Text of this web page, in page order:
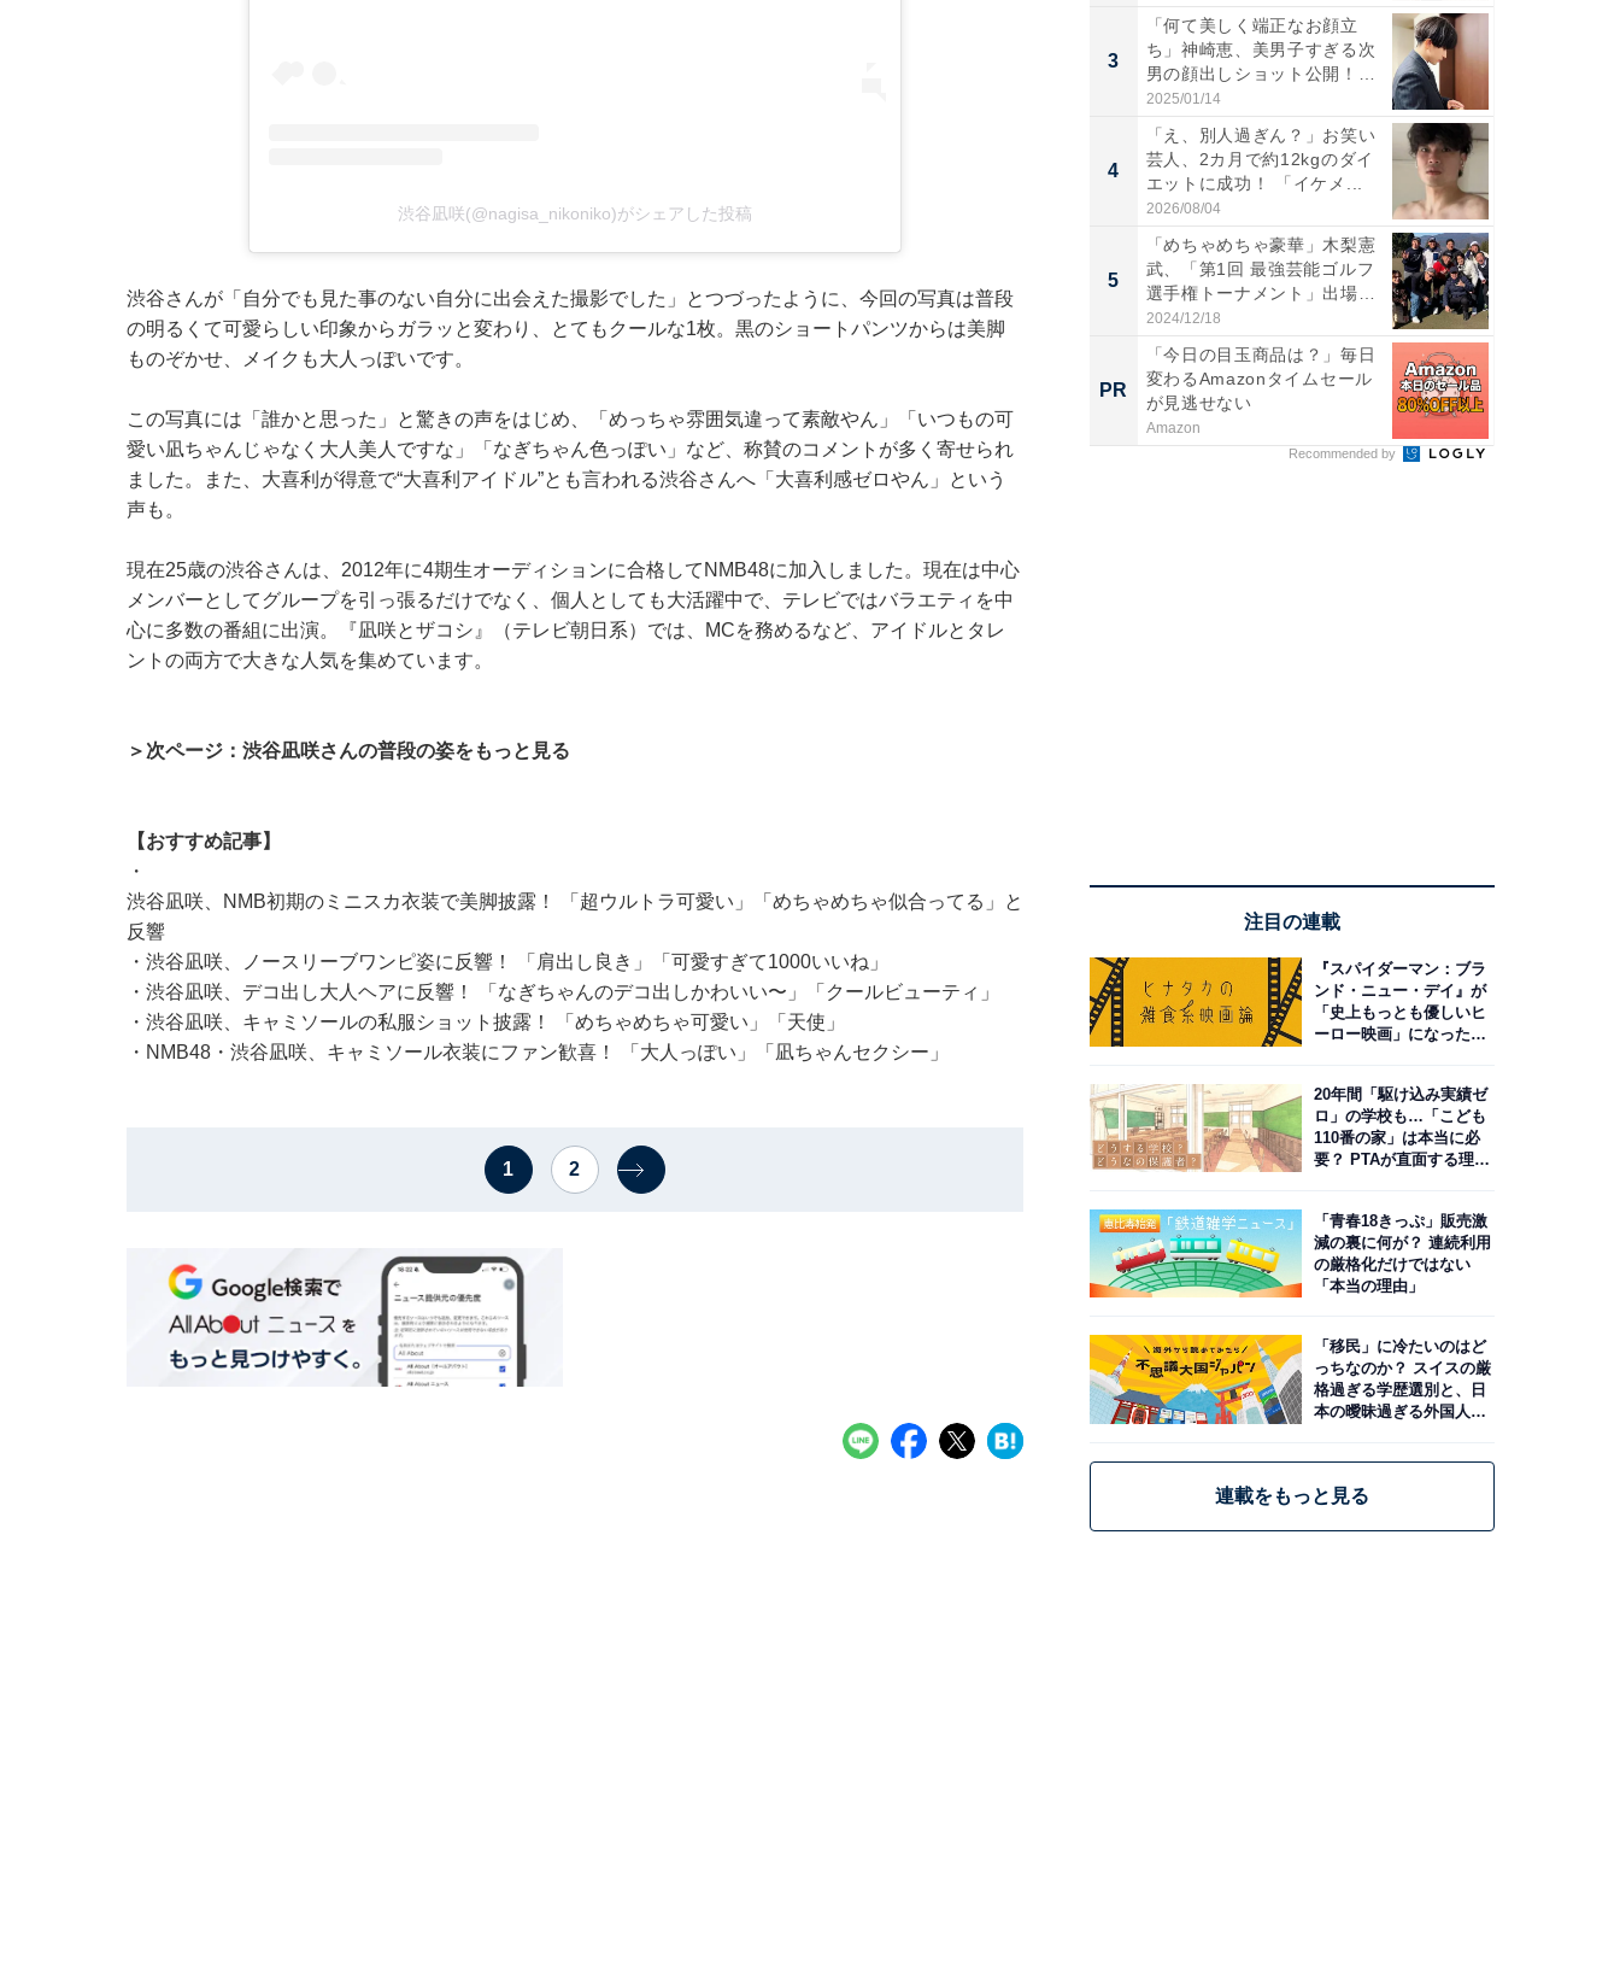
渋谷凪咲(@nagisa_nikoniko)がシェアした投稿
渋谷さんが「自分でも見た事のない自分に出会えた撮影でした」とつづったように、今回の写真は普段
の明るくて可愛らしい印象からガラッと変わり、とてもクールな1枚。黒のショートパンツからは美脚
ものぞかせ、メイクも大人っぽいです。
この写真には「誰かと思った」と驚きの声をはじめ、「めっちゃ雰囲気違って素敵やん」「いつもの可
愛い凪ちゃんじゃなく大人美人ですな」「なぎちゃん色っぽい」など、称賛のコメントが多く寄せられ
ました。また、大喜利が得意で“大喜利アイドル”とも言われる渋谷さんへ「大喜利感ゼロやん」という
声も。
現在25歳の渋谷さんは、2012年に4期生オーディションに合格してNMB48に加入しました。現在は中心
メンバーとしてグループを引っ張るだけでなく、個人としても大活躍中で、テレビではバラエティを中
心に多数の番組に出演。『凪咲とザコシ』（テレビ朝日系）では、MCを務めるなど、アイドルとタレ
ントの両方で大きな人気を集めています。
＞次ページ：渋谷凪咲さんの普段の姿をもっと見る
【おすすめ記事】
・
渋谷凪咲、NMB初期のミニスカ衣装で美脚披露！ 「超ウルトラ可愛い」「めちゃめちゃ似合ってる」と
反響
・ 渋谷凪咲、ノースリーブワンピ姿に反響！ 「肩出し良き」「可愛すぎて1000いいね」
・ 渋谷凪咲、デコ出し大人ヘアに反響！ 「なぎちゃんのデコ出しかわいい〜」「クールビューティ」
・ 渋谷凪咲、キャミソールの私服ショット披露！ 「めちゃめちゃ可愛い」「天使」
・ NMB48・渋谷凪咲、キャミソール衣装にファン歓喜！ 「大人っぽい」「凪ちゃんセクシー」
1 2
3
「何て美しく端正なお顔立
ち」神崎恵、美男子すぎる次
男の顔出しショット公開！
「め...
2025/01/14
4
「え、別人過ぎん？」お笑い
芸人、2カ月で約12kgのダイ
エットに成功！ 「イケメ...
2026/08/04
5
「めちゃめちゃ豪華」木梨憲
武、「第1回 最強芸能ゴルフ
選手権トーナメント」出場
メ...
2024/12/18
PR
「今日の目玉商品は？」毎日
変わるAmazonタイムセール
が見逃せない
Amazon
Recommended by
注目の連載
『スパイダーマン：ブラ
ンド・ニュー・デイ』が
「史上もっとも優しいヒ
ーロー映画」になった理
20年間「駆け込み実績ゼ
ロ」の学校も…「こども
110番の家」は本当に必
要？ PTAが直面する理想
「青春18きっぷ」販売激
減の裏に何が？ 連続利用
の厳格化だけではない
「本当の理由」
「移民」に冷たいのはど
っちなのか？ スイスの厳
格過ぎる学歴選別と、日
本の曖昧過ぎる外国人政
連載をもっと見る